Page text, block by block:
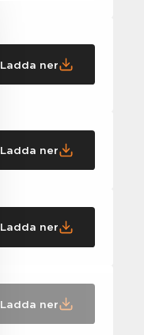
Ladda ner
Ladda ner
Ladda ner
Ladda ner